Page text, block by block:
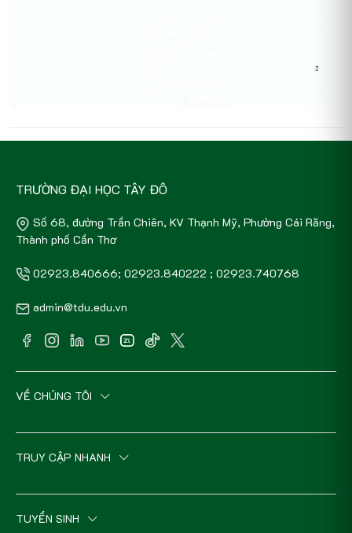
TRƯỜNG ĐẠI HỌC TÂY ĐÔ
Số 68, đường Trần Chiên, KV Thạnh Mỹ, Phường Cái Răng,
Thành phố Cần Thơ
02923.840666; 02923.840222 ; 02923.740768
admin@tdu.edu.vn
VỀ CHÚNG TÔI
TRUY CẬP NHANH
TUYỂN SINH